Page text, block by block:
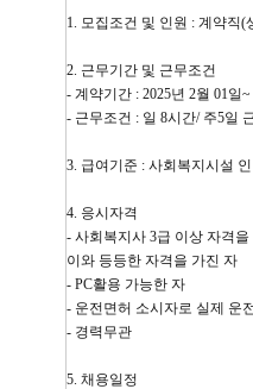
1. 모집조건 및 인원 : 계약직(
2. 근무기간 및 근무조건
- 계약기간 : 2025년 2월 01일~
- 근무조건 : 일 8시간/ 주5일
3. 급여기준 : 사회복지시설
4. 응시자격
- 사회복지사 3급 이상 자격
이와 등등한 자격을 가진 자
- PC활용 가능한 자
- 운전면허 소시자로 실제 운
- 경력무관
5. 채용일정